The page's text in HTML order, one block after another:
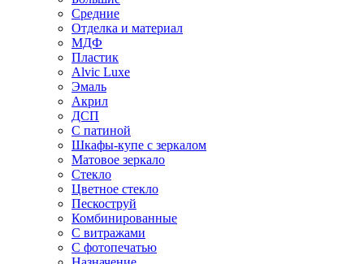
Средние
Отделка и материал
МДФ
Пластик
Alvic Luxe
Эмаль
Акрил
ДСП
С патиной
Шкафы-купе с зеркалом
Матовое зеркало
Стекло
Цветное стекло
Пескоструй
Комбинированные
С витражами
С фотопечатью